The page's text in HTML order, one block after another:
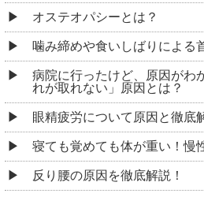
オステオパシーとは？
噛み締めや食いしばりによる
病院に行ったけど、原因がわ
れが取れない」原因とは？
眼精疲労について原因と徹底
寝ても覚めても体が重い！慢
反り腰の原因を徹底解説！